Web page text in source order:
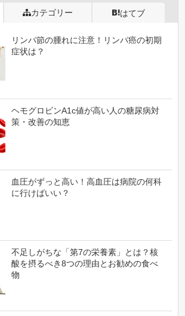
カテゴリー はてブ
リンパ節の腫れに注意！リンパ癌の初期
症状は？
ヘモグロビンA1c値が高い人の糖尿病対
策・改善の知恵
血圧がずっと高い！高血圧は病院の何科
に行けばいい？
不足しがちな「第7の栄養素」とは？核
酸を摂るべき8つの理由とお勧めの食べ
物